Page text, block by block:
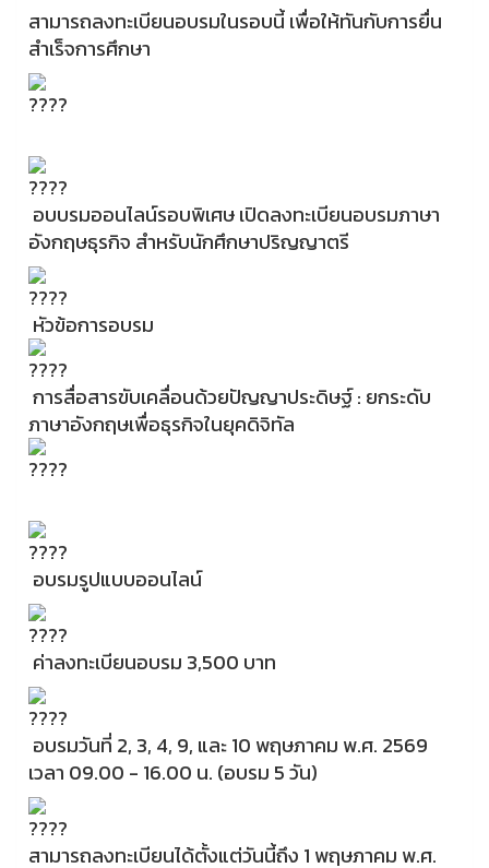
สามารถลงทะเบียนอบรมในรอบนี้ เพื่อให้ทันกับการยื่น
สำเร็จการศึกษา
อบบรมออนไลน์รอบพิเศษ เปิดลงทะเบียนอบรมภาษา
อังกฤษธุรกิจ สำหรับนักศึกษาปริญญาตรี
หัวข้อการอบรม
การสื่อสารขับเคลื่อนด้วยปัญญาประดิษฐ์ : ยกระดับ
ภาษาอังกฤษเพื่อธุรกิจในยุคดิจิทัล
อบรมรูปแบบออนไลน์
ค่าลงทะเบียนอบรม 3,500 บาท
อบรมวันที่ 2, 3, 4, 9, และ 10 พฤษภาคม พ.ศ. 2569
เวลา 09.00 - 16.00 น. (อบรม 5 วัน)
สามารถลงทะเบียนได้ตั้งแต่วันนี้ถึง 1 พฤษภาคม พ.ศ.